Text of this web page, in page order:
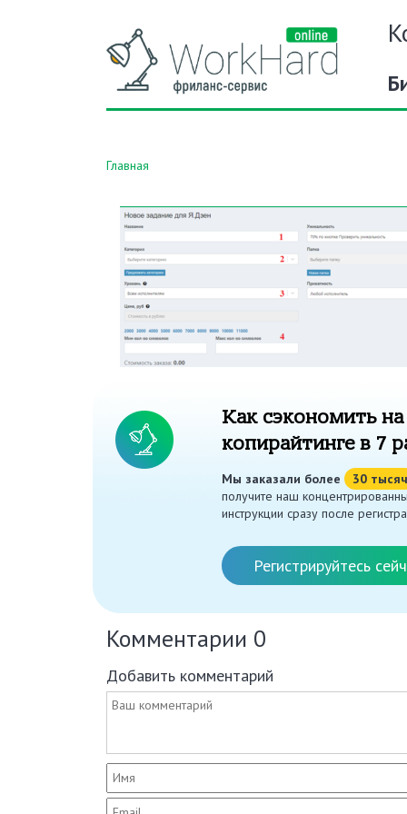
Главная
Как сэкономить на
копирайтинге в 7
Мы заказали более 30 тысяч
получите наш
инструкции сразу после
Регистрируйтесь
Комментарии 0
Добавить комментарий